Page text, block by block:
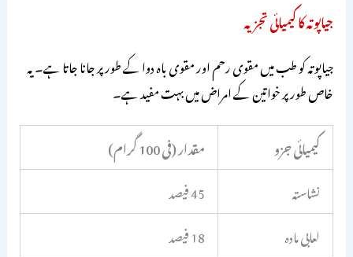
جیاپوتہ کا کیمیائی تجزیہ
جیاپوتہ کو طب میں مقوی رحم اور مقوی باہ دوا کے طور پر جانا جاتا ہے۔ یہ
خاص طور پر خواتین کے امراض میں بہت مفید ہے۔
کیمیائی جزو
مقدار (فی 100 گرام)
نشاستہ
45 فیصد
لعابی مادہ
18 فیصد